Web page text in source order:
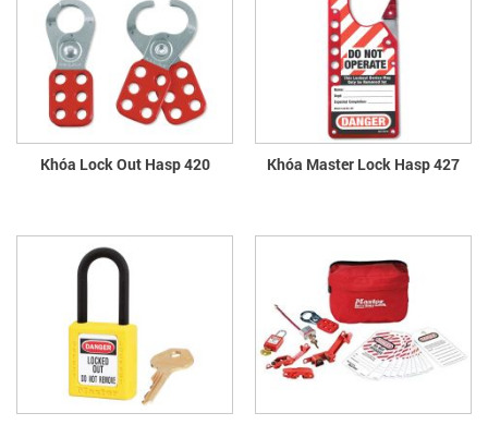
Khóa Lock Out Hasp 420 Khóa Master Lock Hasp 427